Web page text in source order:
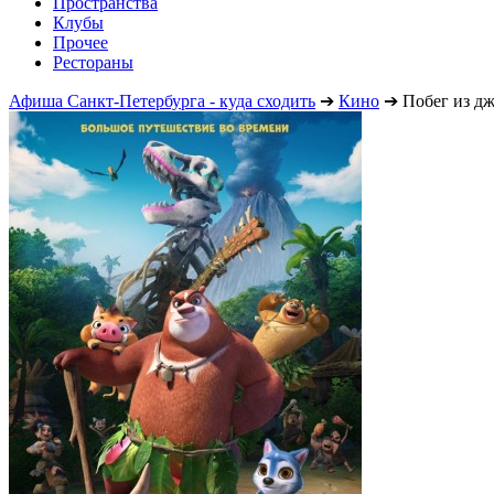
Клубы
Прочее
Рестораны
Афиша Санкт-Петербурга - куда сходить ➔ Кино ➔ Побег из